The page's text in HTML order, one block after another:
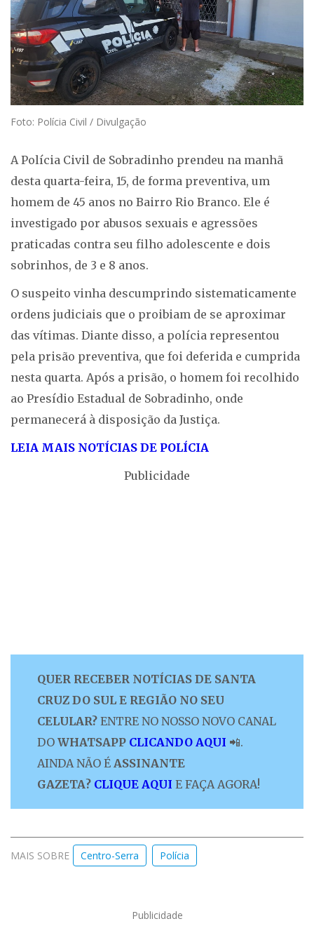
Foto: Polícia Civil / Divulgação
A Polícia Civil de Sobradinho prendeu na manhã
desta quarta-feira, 15, de forma preventiva, um
homem de 45 anos no Bairro Rio Branco. Ele é
investigado por abusos sexuais e agressões
praticadas contra seu filho adolescente e dois
sobrinhos, de 3 e 8 anos.
O suspeito vinha descumprindo sistematicamente
ordens judiciais que o proibiam de se aproximar
das vítimas. Diante disso, a polícia representou
pela prisão preventiva, que foi deferida e cumprida
nesta quarta. Após a prisão, o homem foi recolhido
ao Presídio Estadual de Sobradinho, onde
permanecerá à disposição da Justiça.
LEIA MAIS NOTÍCIAS DE POLÍCIA
Publicidade
QUER RECEBER NOTÍCIAS DE SANTA
CRUZ DO SUL E REGIÃO NO SEU
CELULAR? ENTRE NO NOSSO NOVO CANAL
DO WHATSAPP CLICANDO AQUI 📲.
AINDA NÃO É ASSINANTE
GAZETA? CLIQUE AQUI E FAÇA AGORA!
MAIS SOBRE Centro-Serra Polícia
Publicidade